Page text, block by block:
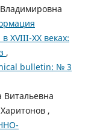
XVIII-XX веках:
,
bulletin: № 3
,